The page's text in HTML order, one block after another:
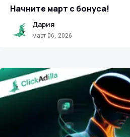
Начните март с бонуса!
Дария
март 06, 2026